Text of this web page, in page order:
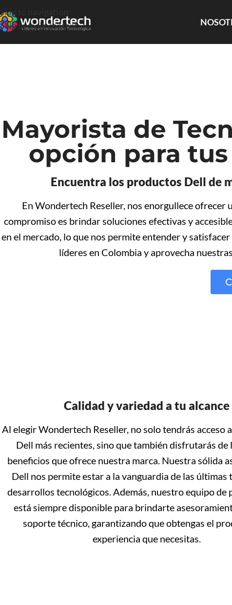
Skip to navigation
Skip to main content
Mayorista de
opción para
Encuentra los productos Dell de
En Wondertech Reseller, nos enorgullece
compromiso es brindar soluciones efectivas y
en el mercado, lo que nos permite entender y
líderes en Colombia y aprovecha
Calidad y variedad a tu alcance
Al elegir Wondertech Reseller, no solo tendrás acceso
Dell más recientes, sino que también disfrutarás de
beneficios que ofrece nuestra marca. Nuestra sólida
Dell nos permite estar a la vanguardia de las últimas
desarrollos tecnológicos. Además, nuestro equipo de
está siempre disponible para brindarte
soporte técnico, garantizando que obtengas el
experiencia que necesitas.